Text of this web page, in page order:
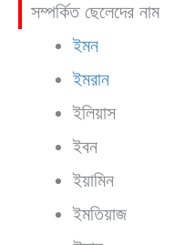
সম্পর্কিত ছেলেদের নাম
ইমন
ইমরান
ইলিয়াস
ইবন
ইয়ামিন
ইমতিয়াজ